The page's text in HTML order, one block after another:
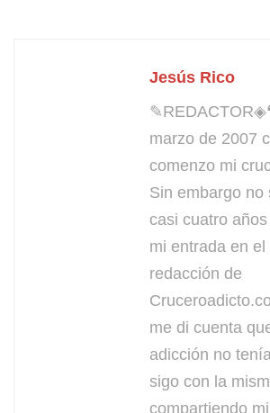
Jesús Rico
marzo de 2007
comenzo mi
Sin embargo no
casi cuatro
mi entrada en el
redacción de
me di cuenta
adicción no
sigo con la
compartiendo